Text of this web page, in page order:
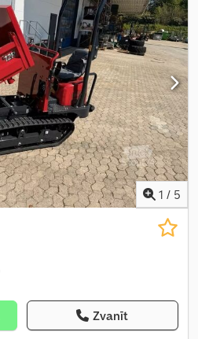
1 / 5
Zvanīt